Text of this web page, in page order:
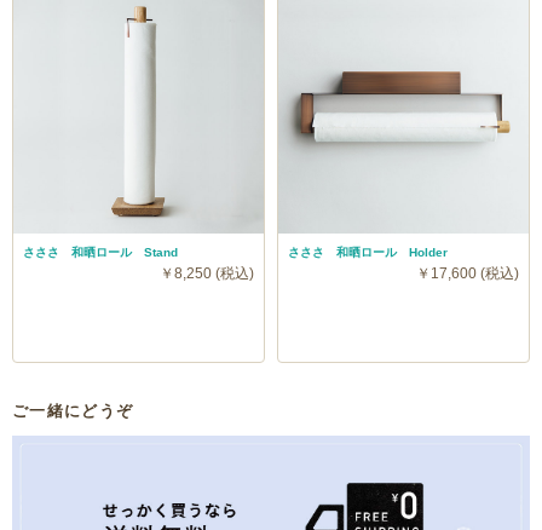
さささ 和晒ロール Stand
￥8,250 (税込)
さささ 和晒ロール Holder
￥17,600 (税込)
ご一緒にどうぞ